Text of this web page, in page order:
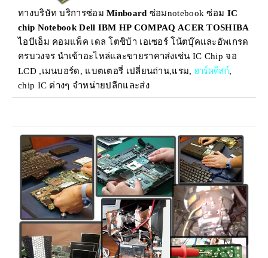
ทางบริษัท บริการซ่อมMinboard ซ่อมnotebook ซ่อม IC
chip Notebook Dell IBM HP COMPAQ ACER TOSHIBA
ไอบีเอ็ม คอมแพ็ค เดล โตชิบ้า เอเซอร์ โน้ตบุ๊คและอัพเกรด
ครบวงจร นำเข้าอะไหล่และขายราคาส่งเช่น IC Chip จอ
LCD ,เมนบอร์ด, แบตเตอรี่ เปลี่ยนถ่าน,แรม, ฮาร์ดดิสก์,
chip IC ต่างๆ จำหน่ายปลีกและส่ง